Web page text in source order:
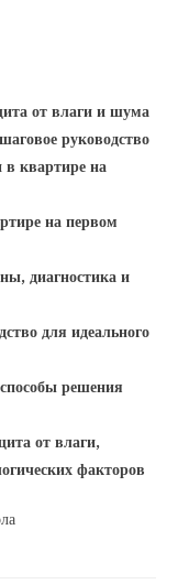
от влаги и шума
руководство
в квартире на
на первом
диагностика и
для идеального
решения
от влаги,
факторов